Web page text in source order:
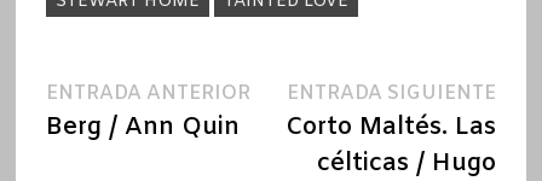
Navegación
de
ENTRADA ANTERIOREntrada
anterior:
Berg / Ann Quin
ENTRADA SIGUIENTE
Corto Maltés. Las
célticas / Hugo